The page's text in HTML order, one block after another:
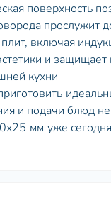
поверхность
прослужит
включая
и
кухни
и подачи блюд
мм уже